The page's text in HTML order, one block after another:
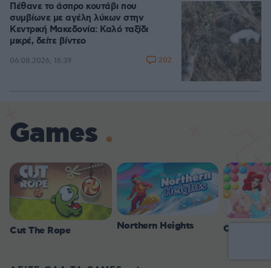
Πέθανε το άσπρο κουτάβι που
συμβίωνε με αγέλη λύκων στην
Κεντρική Μακεδονία: Καλό ταξίδι
μικρέ, δείτε βίντεο
06.08.2026, 16:39 202
Games
Cut The Rope Northern Heights Candy